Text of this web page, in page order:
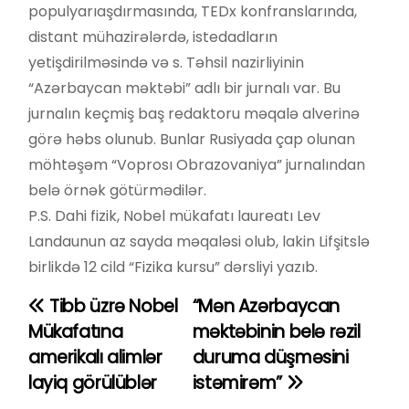
populyarıaşdırmasında, TEDx konfranslarında,
distant mühazirələrdə, istedadların
yetişdirilməsində və s. Təhsil nazirliyinin
“Azərbaycan məktəbi” adlı bir jurnalı var. Bu
jurnalın keçmiş baş redaktoru məqalə alverinə
görə həbs olunub. Bunlar Rusiyada çap olunan
möhtəşəm “Voprosı Obrazovaniya” jurnalından
belə örnək götürmədilər.
P.S. Dahi fizik, Nobel mükafatı laureatı Lev
Landaunun az sayda məqaləsi olub, lakin Lifşitslə
birlikdə 12 cild “Fizika kursu” dərsliyi yazıb.
Y
a
z
“Mən Azərbaycan
məktəbinin belə rəzil
duruma düşməsini
istəmirəm”
Tibb üzrə Nobel
Mükafatına
amerikalı alimlər
layiq görülüblər